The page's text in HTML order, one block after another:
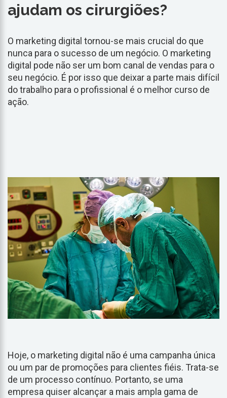
ajudam os cirurgiões?
O marketing digital tornou-se mais crucial do que
nunca para o sucesso de um negócio. O marketing
digital pode não ser um bom canal de vendas para o
seu negócio. É por isso que deixar a parte mais difícil
do trabalho para o profissional é o melhor curso de
ação.
Hoje, o marketing digital não é uma campanha única
ou um par de promoções para clientes fiéis. Trata-se
de um processo contínuo. Portanto, se uma
empresa quiser alcançar a mais ampla gama de